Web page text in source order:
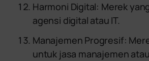
Harmoni Digital: Merek
agensi digital atau IT.
Manajemen Progresif:
untuk jasa manajemen